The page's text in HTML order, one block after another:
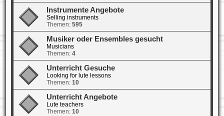
Instrumente Angebote
Selling instruments
Themen: 595
Musiker oder Ensembles gesucht
Musicians
Themen: 4
Unterricht Gesuche
Looking for lute lessons
Themen: 10
Unterricht Angebote
Lute teachers
Themen: 10